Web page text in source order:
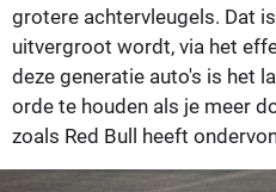
grotere achtervleugels. Dat
uitvergroot wordt, via het
deze generatie auto's is het
orde te houden als je meer
zoals Red Bull heeft